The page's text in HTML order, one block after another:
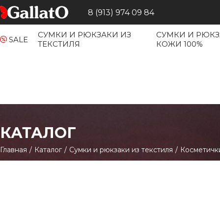
8 (913) 974 09 84
SALE
СУМКИ И РЮКЗАКИ ИЗ
ТЕКСТИЛЯ
СУМКИ И
КОЖИ 100%
КАТАЛОГ
Главная / Каталог / Сумки и рюкзаки из текстиля /